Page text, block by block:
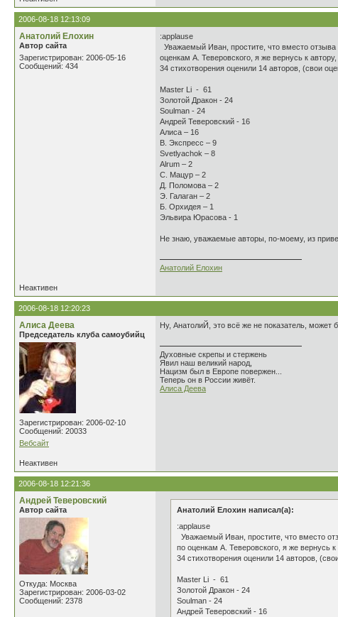
2006-08-18 12:13:09
Анатолий Елохин
Автор сайта
Зарегистрирован: 2006-05-16
Сообщений: 434
:applause
Уважаемый Иван, простите, что вместо
оценкам А. Теверовского, я же вернусь к
34 стихотворения оценили 14 авторов, (свои
Master Li - 61
Золотой Дракон - 24
Soulman - 24
Андрей Теверовский - 16
Алиса – 16
В. Экспресс – 9
Svetlyachok – 8
Alrum – 2
С. Мацур – 2
Д. Поломова – 2
Э. Галаган – 2
Б. Орхидея – 1
Эльвира Юрасова - 1
Не знаю, уважаемые авторы, по-моему, из
Анатолий Елохин
Неактивен
2006-08-18 12:20:23
Алиса Деева
Председатель клуба самоубийц
Зарегистрирован: 2006-02-10
Сообщений: 20033
Вебсайт
Ну, АнатолиЙ, это всё же не показатель, может
Духовные скрепы и стержень
Явил наш великий народ,
Нацизм был в Европе повержен...
Теперь он в России живёт.
Алиса Деева
Неактивен
2006-08-18 12:21:36
Андрей Теверовский
Автор сайта
Откуда: Москва
Зарегистрирован: 2006-03-02
Сообщений: 2378
Анатолий Елохин написал(а):
:applause
Уважаемый Иван, простите, что вместо
по оценкам А. Теверовского, я же вернусь
34 стихотворения оценили 14 авторов,
Master Li - 61
Золотой Дракон - 24
Soulman - 24
Андрей Теверовский - 16